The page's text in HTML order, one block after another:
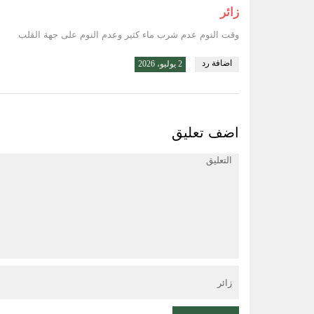
زائر
وقت النوم عدم شرب ماء كثير وعدم النوم على جهة القلب
اضافة رد 2 يوليو، 2026
اضف تعليق